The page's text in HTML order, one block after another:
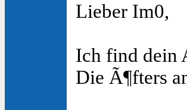
Lieber Im0,
Ich find dein
Die Ã¶fters